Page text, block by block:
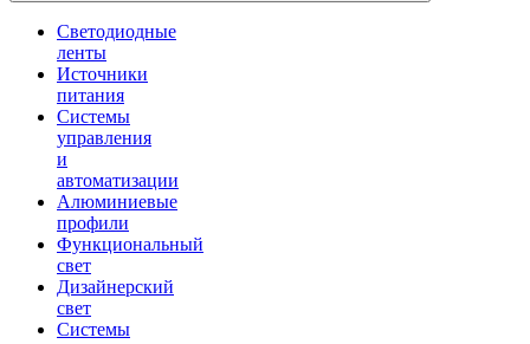
Светодиодные
ленты
Источники
питания
Системы
управления
и
автоматизации
Алюминиевые
профили
Функциональный
свет
Дизайнерский
свет
Системы